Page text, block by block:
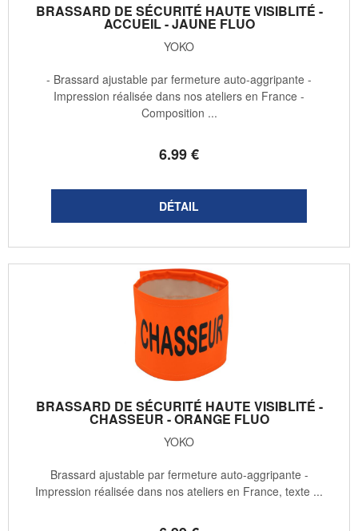
BRASSARD DE SÉCURITÉ HAUTE VISIBLITÉ -
ACCUEIL - JAUNE FLUO
YOKO
6.99€
- Brassard ajustable par fermeture auto-aggripante -
Impression réalisée dans nos ateliers en France -
Composition ...
BRASSARD DE SÉCURITÉ HAUTE VISIBLITÉ -
CHASSEUR - ORANGE FLUO
YOKO
Brassard ajustable par fermeture auto-aggripante -
Impression réalisée dans nos ateliers en France, texte ...